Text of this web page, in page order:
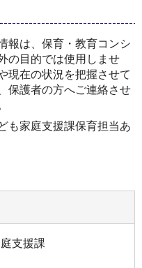
報は、保育・教育コンシ
の目的では使用しませ
現在の状況を把握させて
保護者の方へご連絡させ
も家庭支援課保育担当あ
支援課